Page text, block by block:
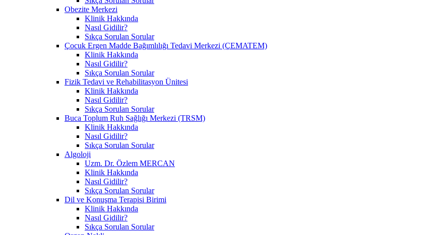
Obezite Merkezi
Klinik Hakkında
Nasıl Gidilir?
Sıkça Sorulan Sorular
Çocuk Ergen Madde Bağımlılığı Tedavi Merkezi (ÇEMATEM)
Klinik Hakkında
Nasıl Gidilir?
Sıkça Sorulan Sorular
Fizik Tedavi ve Rehabilitasyon Ünitesi
Klinik Hakkında
Nasıl Gidilir?
Sıkça Sorulan Sorular
Buca Toplum Ruh Sağlığı Merkezi (TRSM)
Klinik Hakkında
Nasıl Gidilir?
Sıkça Sorulan Sorular
Algoloji
Uzm. Dr. Özlem MERCAN
Klinik Hakkında
Nasıl Gidilir?
Sıkça Sorulan Sorular
Dil ve Konuşma Terapisi Birimi
Klinik Hakkında
Nasıl Gidilir?
Sıkça Sorulan Sorular